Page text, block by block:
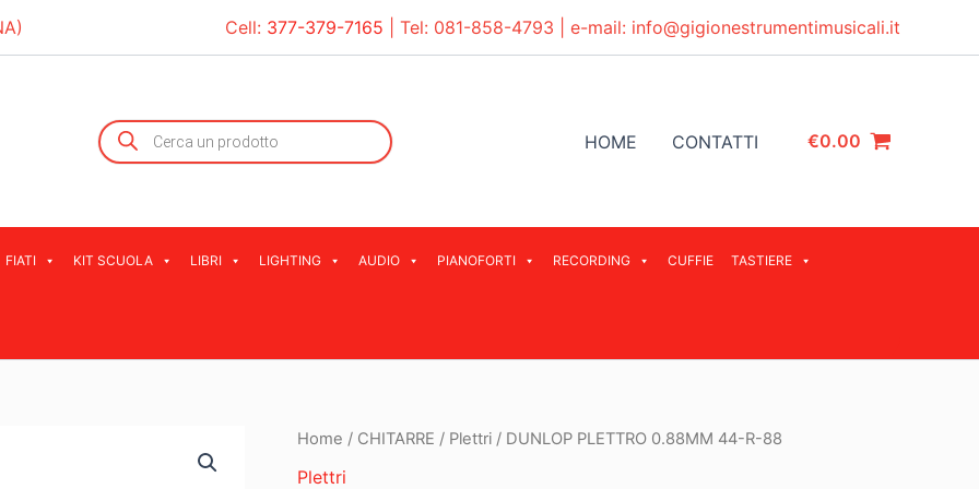
Cell: 377-379-7165 | Tel: 081-858-4793 | e-mail: info@gigionestrumentimusicali.it
Products
search
HOME CONTATTI €0.00
FIATI KIT SCUOLA LIBRI LIGHTING AUDIO PIANOFORTI RECORDING CUFFIE TASTIERE
Home / CHITARRE / Plettri / DUNLOP PLETTRO 0.88MM 44-R-88
Plettri